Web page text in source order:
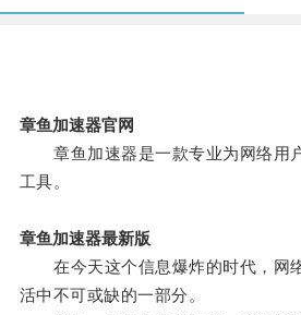
章鱼加速器官网
章鱼加速器是一款专业为网络用
工具。
章鱼加速器最新版
在今天这个信息爆炸的时代，网
活中不可或缺的一部分。